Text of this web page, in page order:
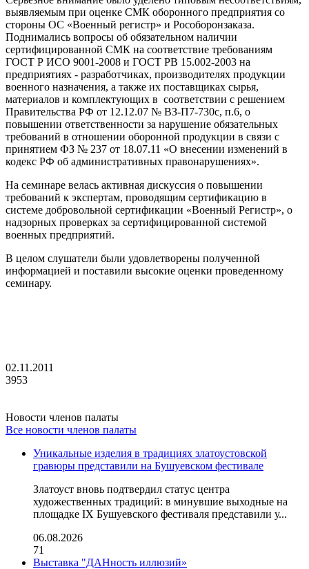
выявляемым при оценке СМК оборонного предприятия со
стороны ОС «Военный регистр» и Рособоронзаказа.
Поднимались вопросы об обязательном наличии
сертифицированной СМК на соответствие требованиям
ГОСТ Р ИСО 9001-2008 и ГОСТ РВ 15.002-2003 на
предприятиях - разработчиках, производителях продукции
военного назначения, а также их поставщиках сырья,
материалов и комплектующих в соответствии с решением
Правительства РФ от 12.12.07 № ВЗ-П7-730с, п.6, о
повышении ответственности за нарушение обязательных
требований в отношении оборонной продукции в связи с
принятием ФЗ № 237 от 18.07.11 «О внесении изменений в
кодекс РФ об административных правонарушениях».
На семинаре велась активная дискуссия о повышении
требований к экспертам, проводящим сертификацию в
системе добровольной сертификации «Военный Регистр», о
надзорных проверках за сертифицированной системой
военных предприятий.
В целом слушатели были удовлетворены полученной
информацией и поставили высокие оценки проведенному
семинару.
02.11.2011
3953
Новости членов палаты
Все новости членов палаты
Уникальные изделия в традициях златоустовской
гравюры представили на Бушуевском фестивале
Златоуст вновь подтвердил статус центра
художественных традиций: в минувшие выходные на
площадке IX Бушуевского фестиваля представили у...
06.08.2026
71
Выставка "ДАНность иллюзий»